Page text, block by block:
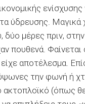
ενίσχυσης
ύδρευσης. Μαγικά
δύο μέρες πριν,
πουθενά. Φαίνεται
αποτέλεσμα.
την φωνή ή
ακτοπλοϊκό (όπως